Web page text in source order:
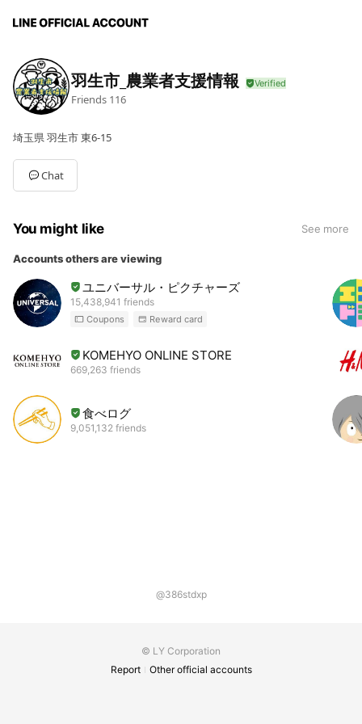
羽生市_農業者支援情報
Friends 116
埼玉県 羽生市 東6-15
Chat
You might like See more
Accounts others are viewing
ユニバーサル・ピクチャーズ
15,438,941 friends
Coupons Reward card
KOMEHYO ONLINE STORE
669,263 friends
食べログ
9,051,132 friends
@386stdxp
© LY Corporation
Report
Other official accounts